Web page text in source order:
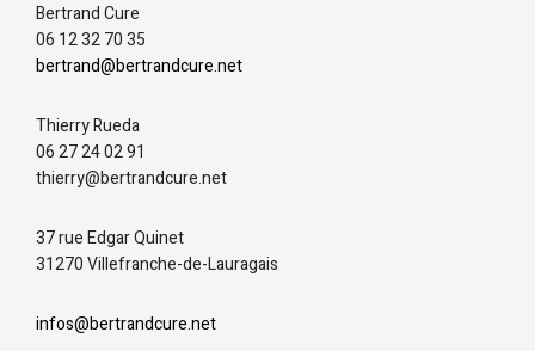
Bertrand Cure
06 12 32 70 35
bertrand@bertrandcure.net
Thierry Rueda
06 27 24 02 91
thierry@bertrandcure.net
37 rue Edgar Quinet
31270 Villefranche-de-Lauragais
infos@bertrandcure.net